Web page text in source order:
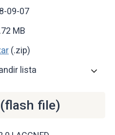
09-07
MB
(.zip)
lista
file)